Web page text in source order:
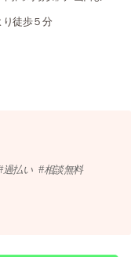
徒歩５分
過払い 相談無料